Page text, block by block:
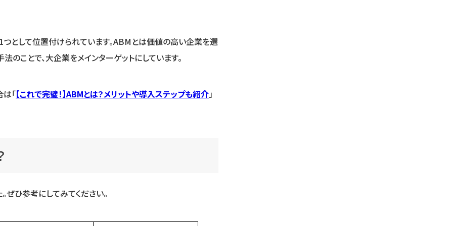
として位置付けられています。ABMとは価値の高い企業を選
のことで、大企業をメインターゲットにしています。
「【これで完璧！】ABMとは？メリットや導入ステップも紹介」
ひ参考にしてみてください。